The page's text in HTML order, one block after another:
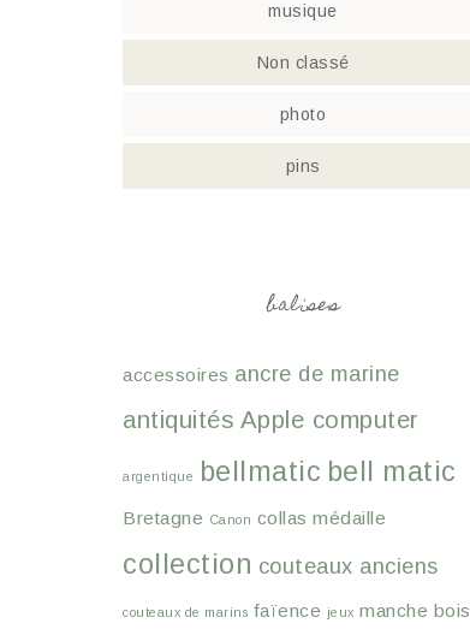
musique
Non classé
photo
pins
balises
accessoires ancre de marine
antiquités Apple computer
argentique bellmatic bell matic
Bretagne Canon collas médaille
collection couteaux anciens
couteaux de marins faïence jeux manche bois